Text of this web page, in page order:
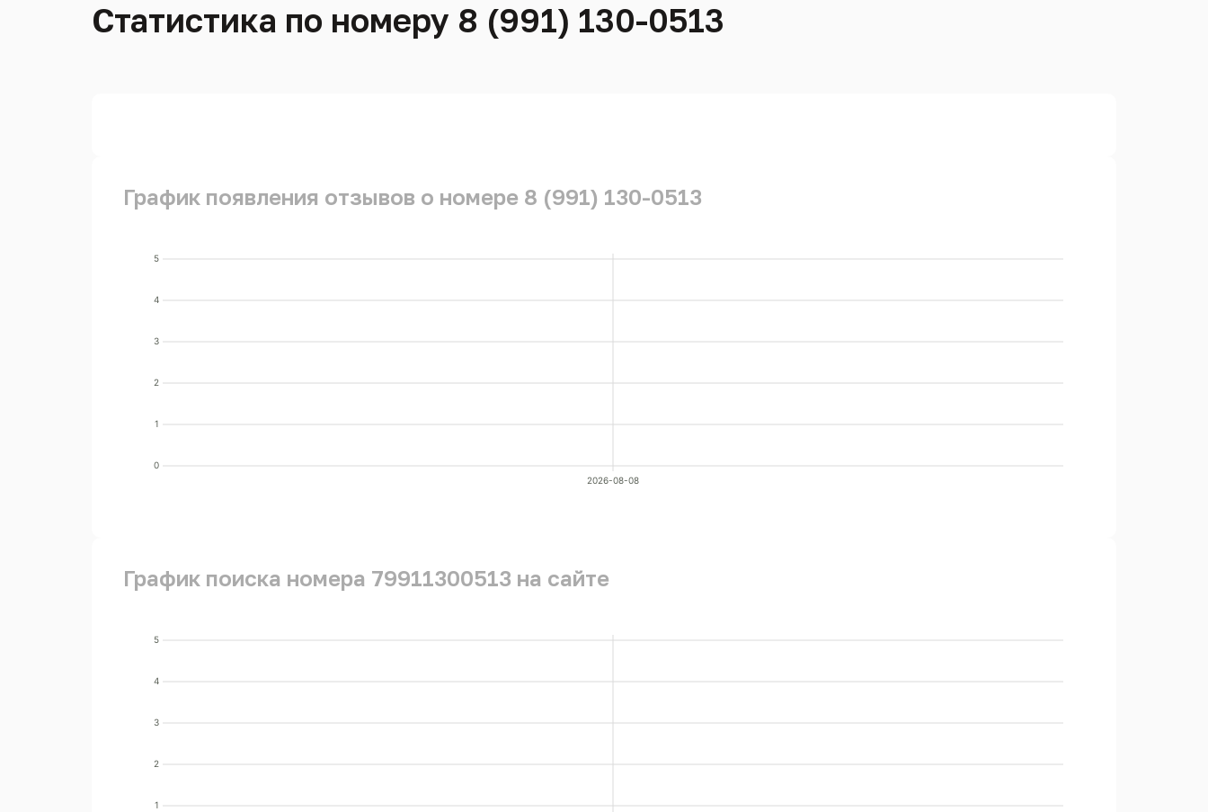
Статистика по номеру 8 (991) 130-0513
График появления отзывов о номере 8 (991) 130-0513
0
1
2
3
4
5
2026-08-08
График поиска номера 79911300513 на сайте
1
2
3
4
5